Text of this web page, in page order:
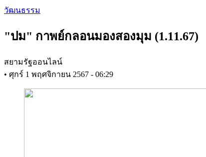
Skip
content
วัฒนธรรม
"ปม" กาพย์กลอนมองสองมุม (1.11.67)
สยามรัฐออนไลน์
• ศุกร์ 1 พฤศจิกายน 2567 - 06:29